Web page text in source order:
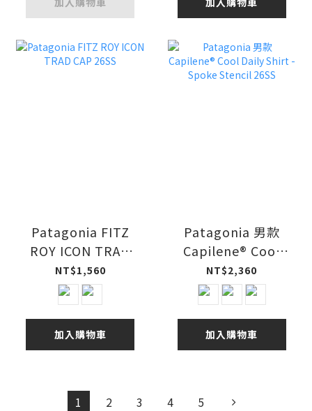
Patagonia FITZ
ROY ICON TRAD
CAP 26SS
NT$1,560
加入購物車
Patagonia 男款
Capilene® Cool
Daily Shirt -
Spoke Stencil
26SS
NT$2,360
加入購物車
1 2 3 4 5